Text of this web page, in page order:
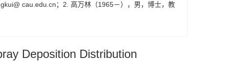
cau.edu.cn；2. 高万林（1965－），男，博士，教
Deposition Distribution